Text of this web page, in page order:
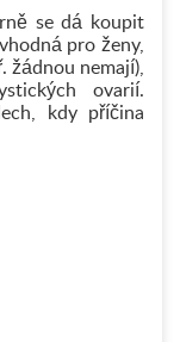
se dá koupit
pro ženy,
žádnou nemají),
ovarií.
kdy příčina